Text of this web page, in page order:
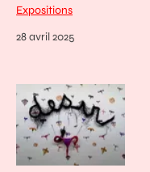
Expositions
28 avril 2025